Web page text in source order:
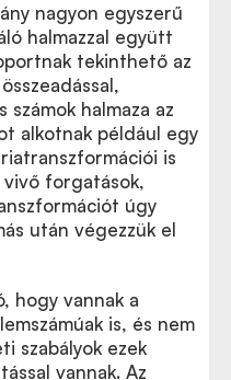
nagyon egyszerű
halmazzal együtt
tekinthető az
halmaza az
alkotnak például egy
is
forgatások,
úgy
után végezzük el
hogy vannak a
is, és nem
szabályok ezek
vannak. Az